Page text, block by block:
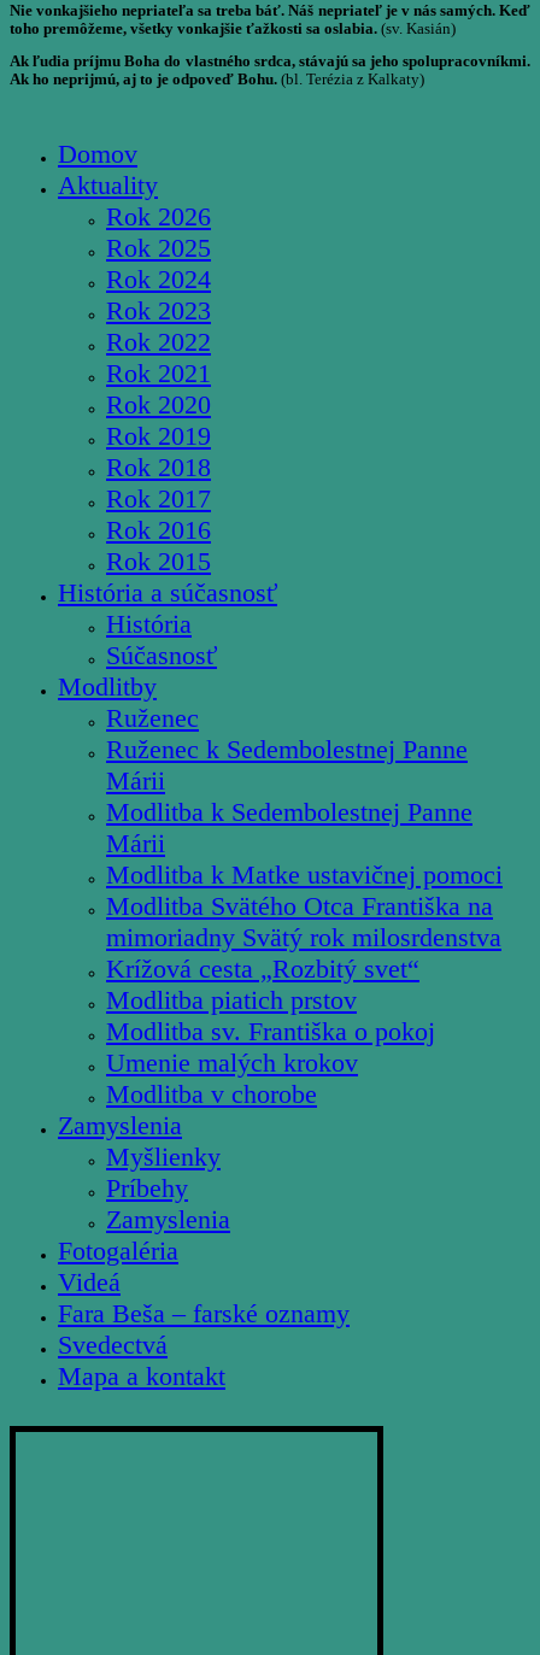
Nie vonkajšieho nepriateľa sa treba báť. Náš nepriateľ je v nás samých. Keď
toho premôžeme, všetky vonkajšie ťažkosti sa oslabia. (sv. Kasián)
Ak ľudia príjmu Boha do vlastného srdca, stávajú sa jeho spolupracovníkmi.
Ak ho neprijmú, aj to je odpoveď Bohu. (bl. Terézia z Kalkaty)
Domov
Aktuality
Rok 2026
Rok 2025
Rok 2024
Rok 2023
Rok 2022
Rok 2021
Rok 2020
Rok 2019
Rok 2018
Rok 2017
Rok 2016
Rok 2015
História a súčasnosť
História
Súčasnosť
Modlitby
Ruženec
Ruženec k Sedembolestnej Panne
Márii
Modlitba k Sedembolestnej Panne
Márii
Modlitba k Matke ustavičnej pomoci
Modlitba Svätého Otca Františka na
mimoriadny Svätý rok milosrdenstva
Krížová cesta „Rozbitý svet“
Modlitba piatich prstov
Modlitba sv. Františka o pokoj
Umenie malých krokov
Modlitba v chorobe
Zamyslenia
Myšlienky
Príbehy
Zamyslenia
Fotogaléria
Videá
Fara Beša – farské oznamy
Svedectvá
Mapa a kontakt